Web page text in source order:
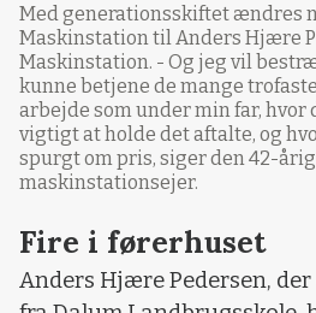
Med generationsskiftet ændres
Maskinstation til Anders Hjære
Maskinstation. - Og jeg vil
kunne betjene de mange
arbejde som under min far,
vigtigt at holde det aftalte, og
spurgt om pris, siger den 42-
maskinstationsejer.
Fire i førerhuset
Anders Hjære Pedersen,